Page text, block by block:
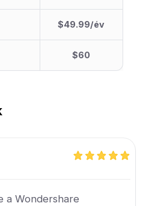
$49.99/év
$60
a Wondershare